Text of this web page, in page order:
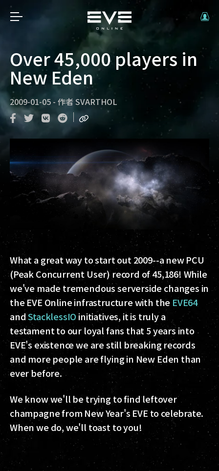
Over 45,000 players in
New Eden
2009-01-05 - 作者 SVARTHOL
What a great way to start out 2009--a new PCU
(Peak Concurrent User) record of 45,186! While
we've made tremendous serverside changes in
the EVE Online infrastructure with the EVE64
andStacklessIOinitiatives, it is truly a
testament to our loyal fans that 5 years into
EVE's existence we are still breaking records
and more people are flying in New Eden than
ever before.
We know we'll be trying to find leftover
champagne from New Year's EVE to celebrate.
When we do, we'll toast to you!